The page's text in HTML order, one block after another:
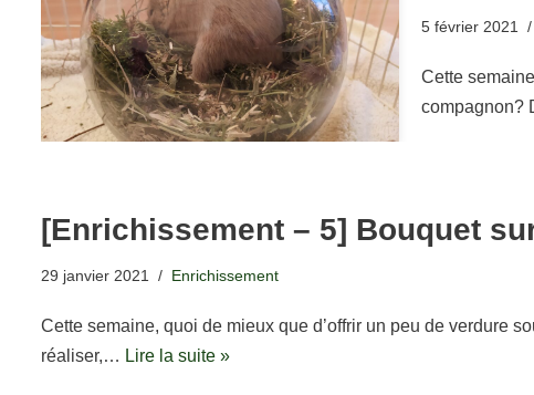
5 février 2021
Cette
compagnon?
[Enrichissement – 5] Bouquet
29 janvier 2021 Enrichissement
Cette semaine, quoi de mieux que d’offrir un peu de verdure
réaliser,… Lire la suite »